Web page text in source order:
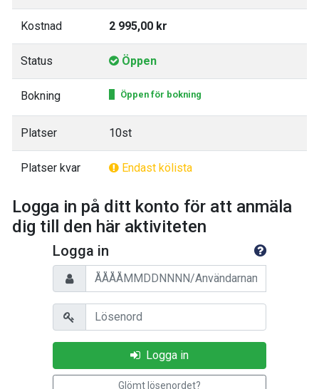
Kostnad 2 995,00 kr
Status Öppen
Bokning Öppen för bokning
Platser 10st
Platser kvar Endast kölista
Logga in på ditt konto för att anmäla
dig till den här aktiviteten
Logga in
Personnummer/Användarnamn
Lösenord
Logga in
Glömt lösenordet?